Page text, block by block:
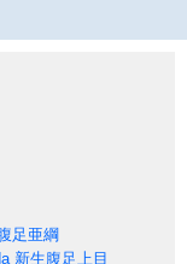
足亜綱
新生腹足上目